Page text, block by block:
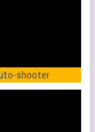
shooter